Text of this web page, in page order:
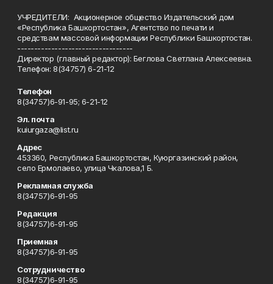
УЧРЕДИТЕЛИ: Акционерное общество Издательский дом
«Республика Башкортостан», Агентство по печати и
средствам массовой информации Республики Башкортостан.
----------------------------------
Директор (главный редактор): Беглова Светлана Алексеевна.
Телефон: 8(34757) 6-21-12
Телефон
8(34757)6-91-95; 6-21-12
Эл. почта
kuiurgaza@list.ru
Адрес
453360, Республика Башкортостан, Куюргазинский район,
село Ермолаево, улица Чкалова,1 Б.
Рекламная служба
8(34757)6-91-95
Редакция
8(34757)6-91-95
Приемная
8(34757)6-91-95
Сотрудничество
8(34757)6-91-95